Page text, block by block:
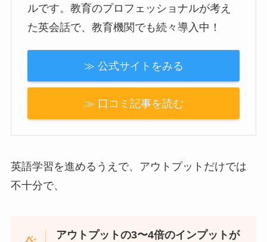
ルです。教育のプロフェッショナルが考え
た英会話で、教育機関でも続々導入中！
≫ 公式サイトをみる
≫ 口コミ記事を読む
英語学習を進めるうえで、 アウトプットだけでは
不十分で、
アウトプットの3〜4倍のインプットが